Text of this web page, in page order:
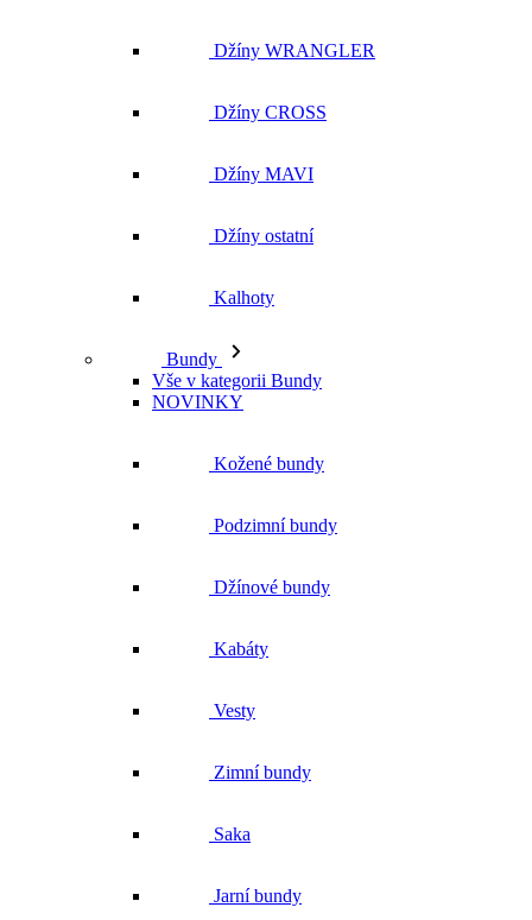
Džíny WRANGLER
Džíny CROSS
Džíny MAVI
Džíny ostatní
Kalhoty
Bundy
Vše v kategorii Bundy
NOVINKY
Kožené bundy
Podzimní bundy
Džínové bundy
Kabáty
Vesty
Zimní bundy
Saka
Jarní bundy